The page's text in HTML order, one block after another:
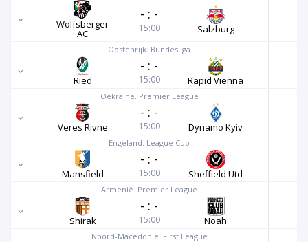
Wolfsberger
AC
- : -
15:00 Salzburg
Oostenrijk. Bundesliga
Ried
- : -
15:00 Rapid Vienna
Oekraïne. Premier League
Veres Rivne
- : -
15:00 Dynamo Kyiv
Engeland. League Cup
Mansfield
- : -
15:00 Sheffield Utd
Armenië. Premier League
Shirak
- : -
15:00 Noah
Noord-Macedonië. First League